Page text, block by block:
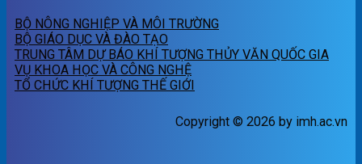
BỘ NÔNG NGHIỆP VÀ MÔI TRƯỜNG
BỘ GIÁO DỤC VÀ ĐÀO TẠO
TRUNG TÂM DỰ BÁO KHÍ TƯỢNG THỦY VĂN QUỐC GIA
VỤ KHOA HỌC VÀ CÔNG NGHỆ
TỔ CHỨC KHÍ TƯỢNG THẾ GIỚI
Copyright © 2026 by imh.ac.vn